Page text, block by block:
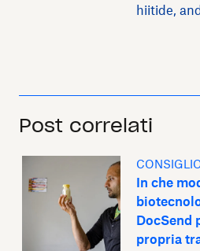
hiitide,
Post correlati
In che
DocSend
propria